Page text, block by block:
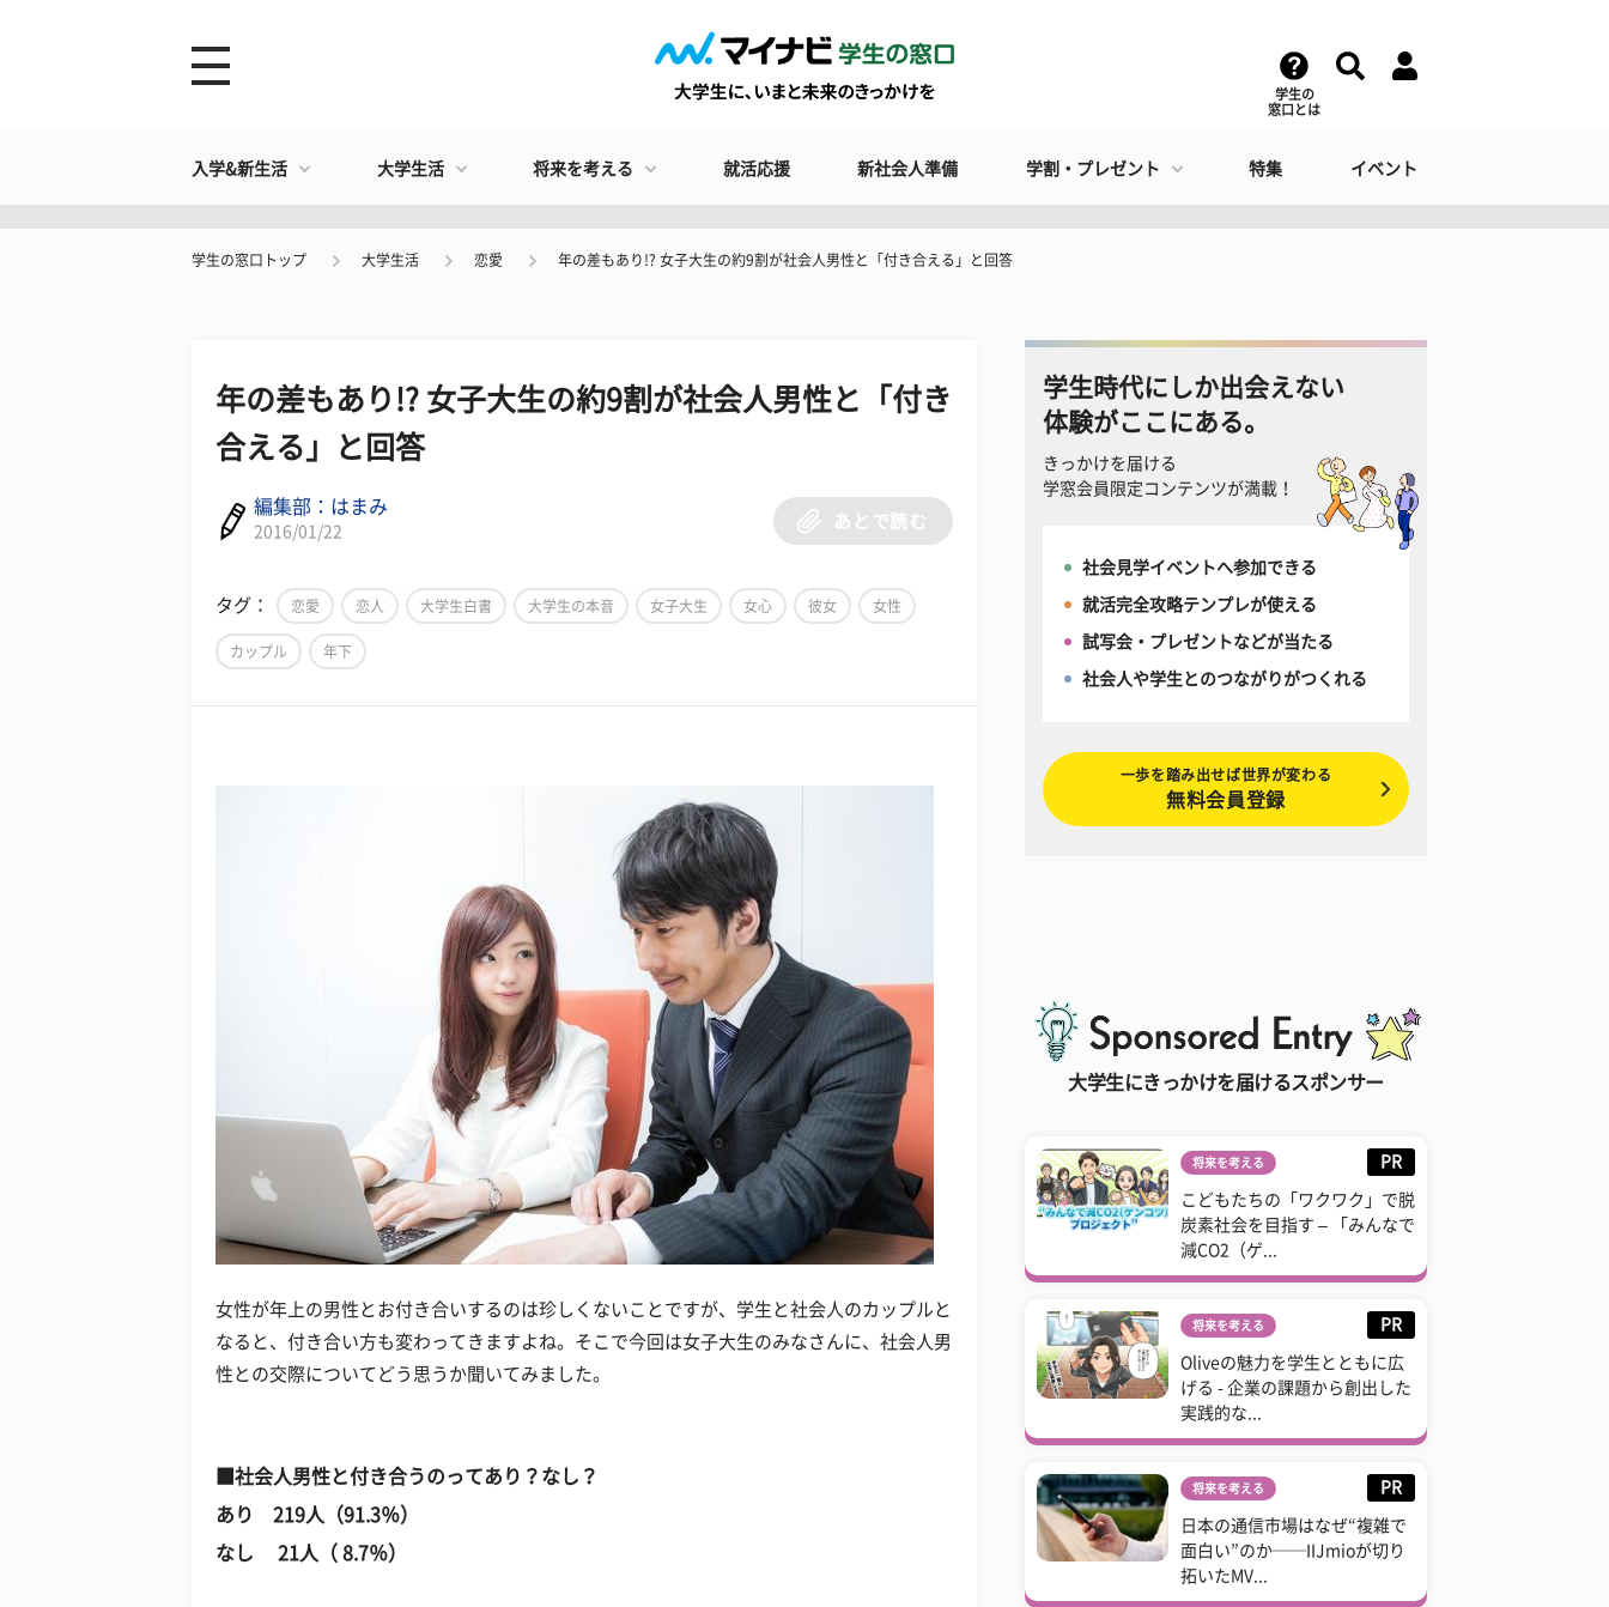
学生の
窓口とは
入学&新生活 大学生活 将来を考える 就活応援 新社会人準備 学割・プレゼント 特集 イベント
学生の窓口トップ 大学生活 恋愛 年の差もあり!? 女子大生の約9割が社会人男性と「付き合える」と回答
年の差もあり!? 女子大生の約9割が社会人男性と「付き
合える」と回答
編集部：はまみ
2016/01/22
あとで読む
タグ： 恋愛 恋人 大学生白書 大学生の本音 女子大生 女心 彼女 女性
カップル 年下
女性が年上の男性とお付き合いするのは珍しくないことですが、学生と社会人のカップルと
なると、付き合い方も変わってきますよね。そこで今回は女子大生のみなさんに、社会人男
性との交際についてどう思うか聞いてみました。
■社会人男性と付き合うのってあり？なし？
あり 219人（91.3％）
なし 21人（ 8.7％）
学生時代にしか出会えない
体験がここにある。
きっかけを届ける
学窓会員限定コンテンツが満載！
社会見学イベントへ参加できる
就活完全攻略テンプレが使える
試写会・プレゼントなどが当たる
社会人や学生とのつながりがつくれる
一歩を踏み出せば世界が変わる
無料会員登録
大学生にきっかけを届けるスポンサー
将来を考える PR
こどもたちの「ワクワク」で脱
炭素社会を目指す – 「みんなで
減CO2（ゲ...
将来を考える PR
Oliveの魅力を学生とともに広
げる - 企業の課題から創出した
実践的な...
将来を考える PR
日本の通信市場はなぜ“複雑で
面白い”のか──IIJmioが切り
拓いたMV...